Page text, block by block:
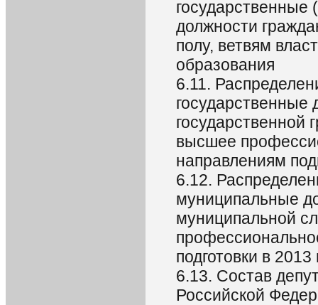
должности
полу, ветвям
образования
6.11.
государственные
высшее
направлениям
6.12.
муниципальные
муниципальной
подготовки в
6.13. Состав
Российской